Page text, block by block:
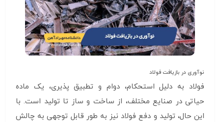
نوآوری در بازیافت فولاد
فولاد به دلیل استحکام، دوام و تطبیق پذیری، یک ماده
حیاتی در صنایع مختلف، از ساخت و ساز تا تولید است. با
این حال، تولید و دفع فولاد نیز به طور قابل توجهی به چالش